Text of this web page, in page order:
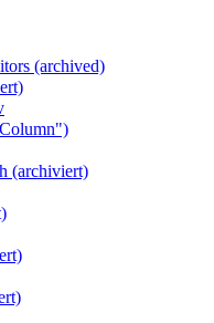
(archived)
(archiviert)